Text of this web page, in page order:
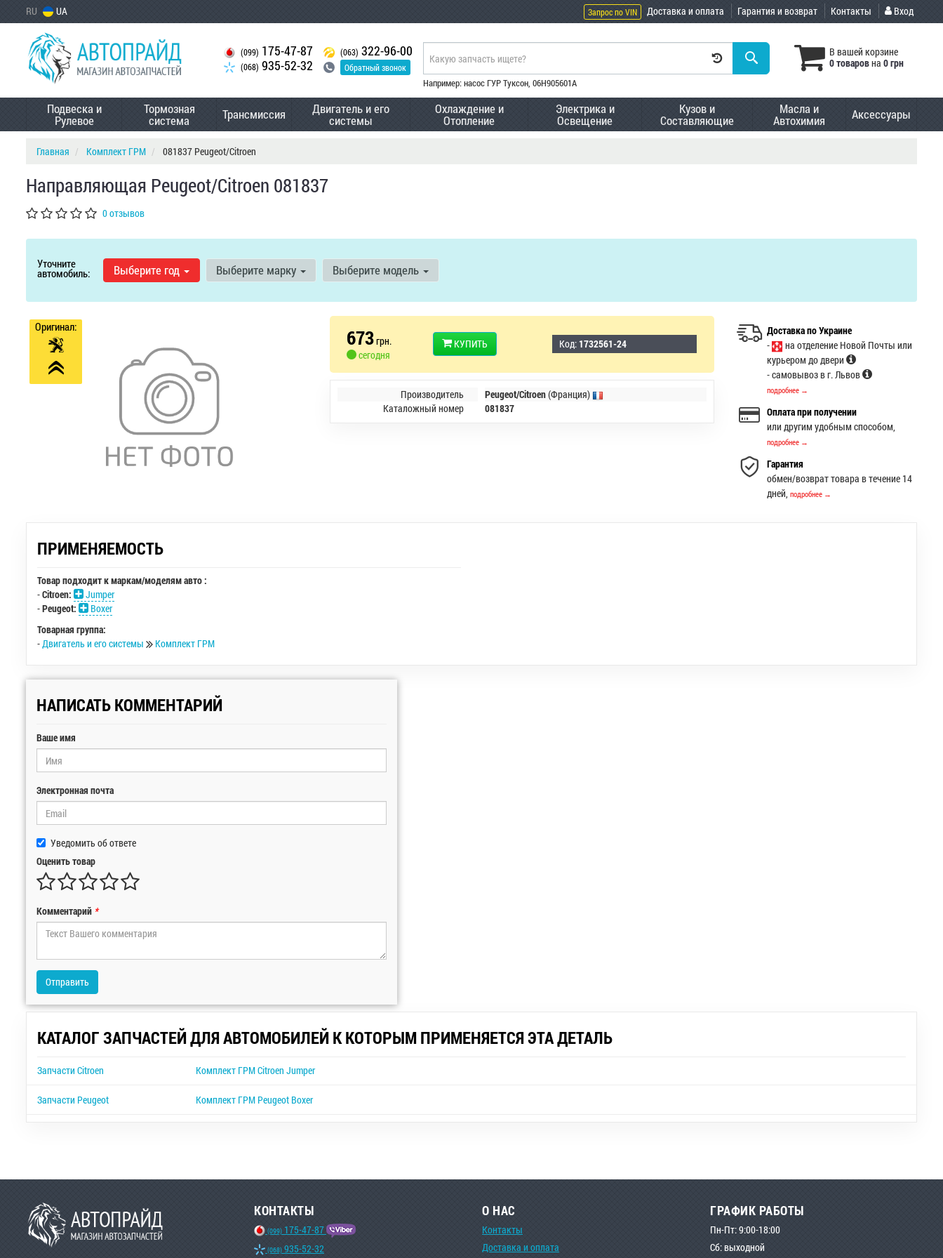
RU UA Запрос по VIN Доставка и оплата Гарантия и возврат Контакты Вход
(099) 175-47-87
(068) 935-52-32
(063) 322-96-00
Обратный звонок
В вашей корзине
0 товаровна 0 грн
Например: насос ГУР Туксон, 06H905601A
Подвеска и
Рулевое
Тормозная
система Трансмиссия Двигатель и его
системы
Охлаждение и
Отопление
Электрика и
Освещение
Кузов и
Составляющие
Масла и
Автохимия Аксессуары
Главная Комплект ГРМ 081837 Peugeot/Citroen
Направляющая Peugeot/Citroen 081837
0 отзывов
Уточните
автомобиль: Выберите год Выберите марку Выберите модель
Оригинал: 673грн.
сегодня
КУПИТЬ Код: 1732561-24
Производитель Peugeot/Citroen(Франция)
Каталожный номер
081837
Доставка по Украине
-
на отделение Новой Почты или
курьером до двери
- самовывоз в г. Львов
подробнее →
Оплата при получении
или другим удобным способом,
подробнее →
Гарантия
обмен/возврат товара в течение 14
дней,подробнее →
ПРИМЕНЯЕМОСТЬ
Товар подходит к маркам/моделям авто :
-Citroen:
Jumper
-Peugeot:
Boxer
Товарная группа:
-Двигатель и его системы Комплект ГРМ
НАПИСАТЬ КОММЕНТАРИЙ
Ваше имя
Электронная почта
Уведомить об ответе
Оценить товар
Комментарий *
Отправить
КАТАЛОГ ЗАПЧАСТЕЙ ДЛЯ АВТОМОБИЛЕЙ К КОТОРЫМ ПРИМЕНЯЕТСЯ ЭТА ДЕТАЛЬ
Запчасти Citroen Комплект ГРМ Citroen Jumper
Запчасти Peugeot Комплект ГРМ Peugeot Boxer
КОНТАКТЫ
(099) 175-47-87
(068) 935-52-32
О НАС
Контакты
Доставка и оплата
ГРАФИК РАБОТЫ
Пн-Пт: 9:00-18:00
Сб: выходной